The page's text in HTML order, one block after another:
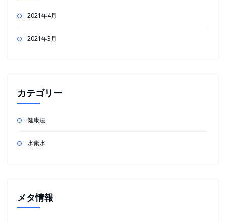
2021年4月
2021年3月
カテゴリー
健康法
水素水
メタ情報